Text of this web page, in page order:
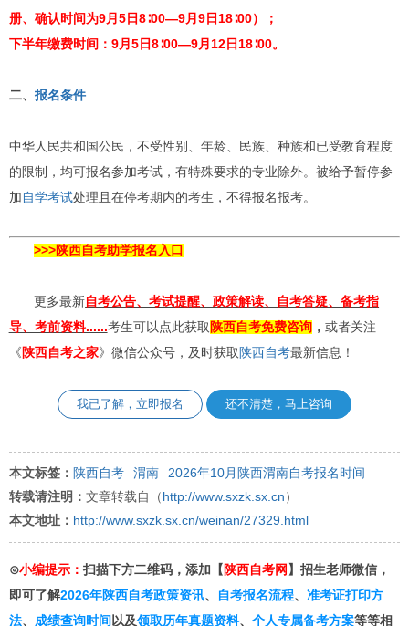
册、确认时间为9月5日8∶00—9月9日18∶00）；
下半年缴费时间：9月5日8∶00—9月12日18∶00。
二、 报名条件
中华人民共和国公民，不受性别、年龄、民族、种族和已受教育程度
的限制，均可报名参加考试，有特殊要求的专业除外。被给予暂停参
加 自学考试处理且在停考期内的考生，不得报名报考。
>>>陕西自考助学报名入口
更多最新自考公告、考试提醒、政策解读、自考答疑、备考指
导、考前资料......考生可以点此获取 陕西自考免费咨询 ， 或者关注
《 陕西自考之家》微信公众号，及时获取 陕西自考最新信息！
我已了解，立即报名 还不清楚，马上咨询
本文标签： 陕西自考 渭南
2026年10月陕西渭南自考报名时间
转载请注明： 文章转载自（ http://www.sxzk.sx.cn ）
本文地址： http://www.sxzk.sx.cn/weinan/27329.html
⊙小编提示： 扫描下方二维码，添加【 陕西自考网 】招生老师微信，
即可了解2026年陕西自考政策资讯、 自考报名流程、 准考证打印方
法、 成绩查询时间 以及领取历年真题资料、 个人专属备考方案等等相